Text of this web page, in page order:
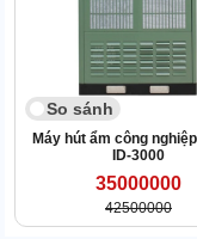
gây hại ra khỏi
nhiều chất gây kích ứng.
So sánh
Máy hút ẩm công
ID-3000
35000000
42500000